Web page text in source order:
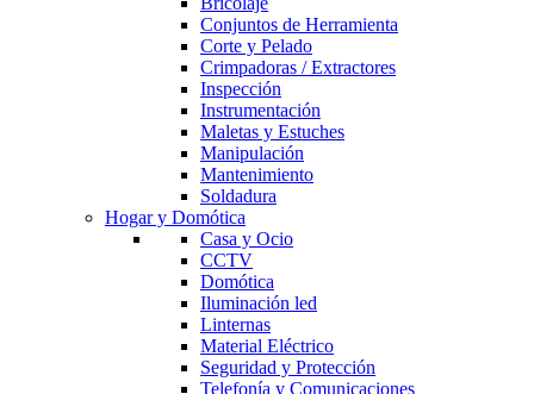
Conjuntos de Herramienta
Corte y Pelado
Crimpadoras / Extractores
Inspección
Instrumentación
Maletas y Estuches
Manipulación
Mantenimiento
Soldadura
Hogar y Domótica
Casa y Ocio
CCTV
Domótica
Iluminación led
Linternas
Material Eléctrico
Seguridad y Protección
Telefonía y Comunicaciones